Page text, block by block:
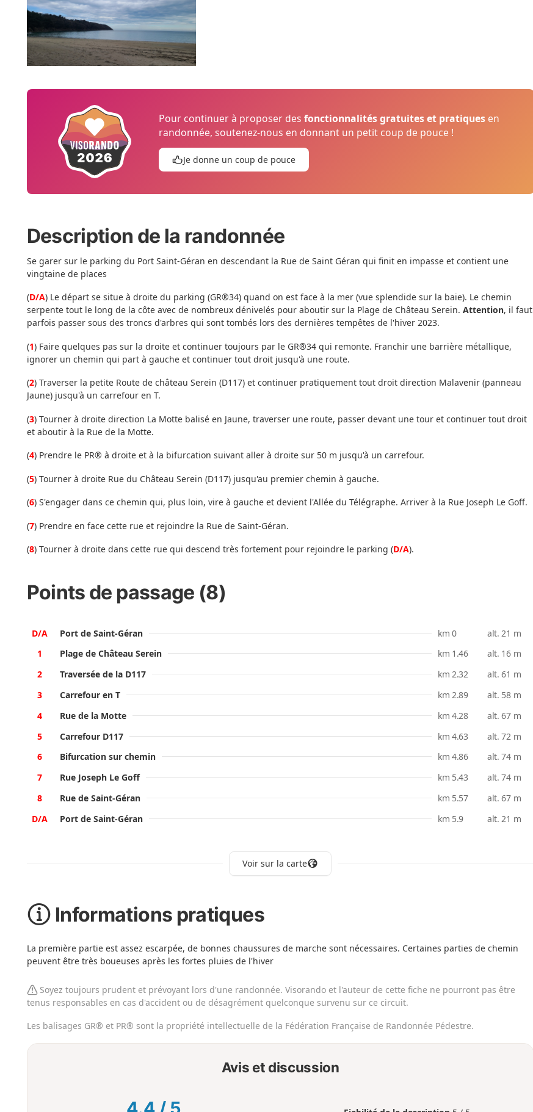
Pour continuer à proposer desfonctionnalités gratuites et pratiques en
randonnée, soutenez-nous en donnant un petit coup de pouce !
Je donne un coup de pouce
Description de la randonnée
Se garer sur le parking du Port Saint-Géran en descendant la Rue de Saint Géran qui finit en impasse et contient une
vingtaine de places
(D/A) Le départ se situe à droite du parking (GR®34) quand on est face à la mer (vue splendide sur la baie). Le chemin
serpente tout le long de la côte avec de nombreux dénivelés pour aboutir sur la Plage de Château Serein. Attention, il faut
parfois passer sous des troncs d'arbres qui sont tombés lors des dernières tempêtes de l'hiver 2023.
(1) Faire quelques pas sur la droite et continuer toujours par le GR®34 qui remonte. Franchir une barrière métallique,
ignorer un chemin qui part à gauche et continuer tout droit jusqu'à une route.
(2) Traverser la petite Route de château Serein (D117) et continuer pratiquement tout droit direction Malavenir (panneau
Jaune) jusqu'à un carrefour en T.
(3) Tourner à droite direction La Motte balisé en Jaune, traverser une route, passer devant une tour et continuer tout droit
et aboutir à la Rue de la Motte.
(4) Prendre le PR® à droite et à la bifurcation suivant aller à droite sur 50 m jusqu'à un carrefour.
(5) Tourner à droite Rue du Château Serein (D117) jusqu'au premier chemin à gauche.
(6) S'engager dans ce chemin qui, plus loin, vire à gauche et devient l'Allée du Télégraphe. Arriver à la Rue Joseph Le Goff.
(7) Prendre en face cette rue et rejoindre la Rue de Saint-Géran.
(8) Tourner à droite dans cette rue qui descend très fortement pour rejoindre le parking (D/A).
Points de passage (8)
D/A Port de Saint-Géran km 0
alt. 21 m
1
Plage de Château Serein km 1.46
alt. 16 m
2
Traversée de la D117 km 2.32
alt. 61 m
3
Carrefour en T km 2.89
alt. 58 m
4
Rue de la Motte km 4.28
alt. 67 m
5
Carrefour D117 km 4.63
alt. 72 m
6
Bifurcation sur chemin km 4.86
alt. 74 m
7
Rue Joseph Le Goff km 5.43
alt. 74 m
8
Rue de Saint-Géran km 5.57
alt. 67 m
D/A
Port de Saint-Géran km 5.9 alt. 21 m
Voir sur la carte
Informations pratiques
La première partie est assez escarpée, de bonnes chaussures de marche sont nécessaires. Certaines parties de chemin
peuvent être très boueuses après les fortes pluies de l'hiver
Soyez toujours prudent et prévoyant lors d'une randonnée. Visorando et l'auteur de cette fiche ne pourront pas être
tenus responsables en cas d'accident ou de désagrément quelconque survenu sur ce circuit.
Les balisages GR® et PR® sont la propriété intellectuelle de la Fédération Française de Randonnée Pédestre.
Avis et discussion